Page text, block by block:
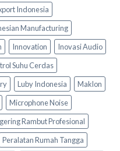
Indonesia
Manufacturing
Innovation
Inovasi Audio
Suhu Cerdas
Luby Indonesia
Maklon
Microphone Noise
Rambut Profesional
Peralatan Rumah Tangga